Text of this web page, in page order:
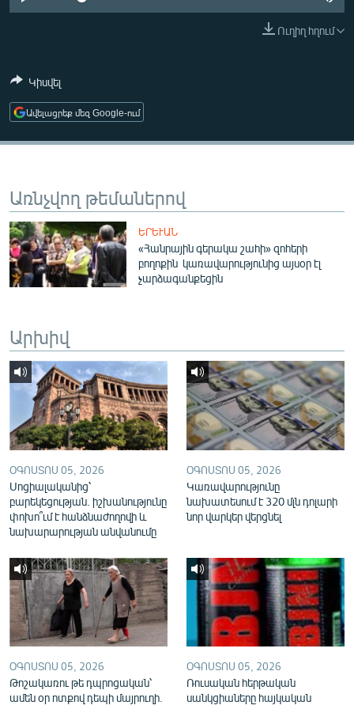
ՄԻՋԱԶԳԱՅԻՆ
ՄԵԿՆԱԲԱՆՈՒԹՅՈՒՆ
ՏՏ ԵՒ ԻՆՏԵՐՆԵՏ
ՏԵՍԱՆՅՈՒԹԵՐ
ԲԱՆԱՎԵՃ
ՁԳՏԵԼՈՎ ԼԱՎԱԳՈՒՅՆԻՆ
Հայերեն
English
Русский
ՀԵՏԵՎԵՔ ՄԵԶ
Ուղիղ հղում
Կիսվել
Ավելացրեք մեզ Google-ում
Առնչվող թեմաներով
ԵՐԵՒԱՆ
«Հանրային գերակա շահի» զոհերի
բողոքին կառավարությունից այսօր էլ
չարձագանքեցին
Արխիվ
ՕԳՈՍՏՈՍ 05, 2026
Սոցիալականից՝
բարեկեցության. իշխանությունը
փոխո՞ւմ է հանձնաժողովի և
նախարարության անվանումը
ՕԳՈՍՏՈՍ 05, 2026
Կառավարությունը
նախատեսում է 320 մլն դոլարի
նոր վարկեր վերցնել
ՕԳՈՍՏՈՍ 05, 2026
Թոշակառու թե դպրոցական՝
ամեն օր ոտքով դեպի մայրուղի.
ՕԳՈՍՏՈՍ 05, 2026
Ռուսական հերթական
սանկցիաները հայկական